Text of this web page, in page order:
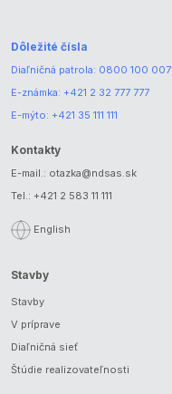
Dôležité čísla
Diaľničná patrola: 0800 100 007
E-známka: +421 2 32 777 777
E-mýto: +421 35 111 111
Kontakty
E-mail.: otazka@ndsas.sk
Tel.: +421 2 583 11 111
English
Stavby
Stavby
V príprave
Diaľničná sieť
Štúdie realizovateľnosti